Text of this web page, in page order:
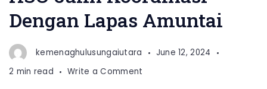
Dengan Lapas Amuntai
kemenaghulusungaiutara
June 12, 2024
2 min read
Write a Comment